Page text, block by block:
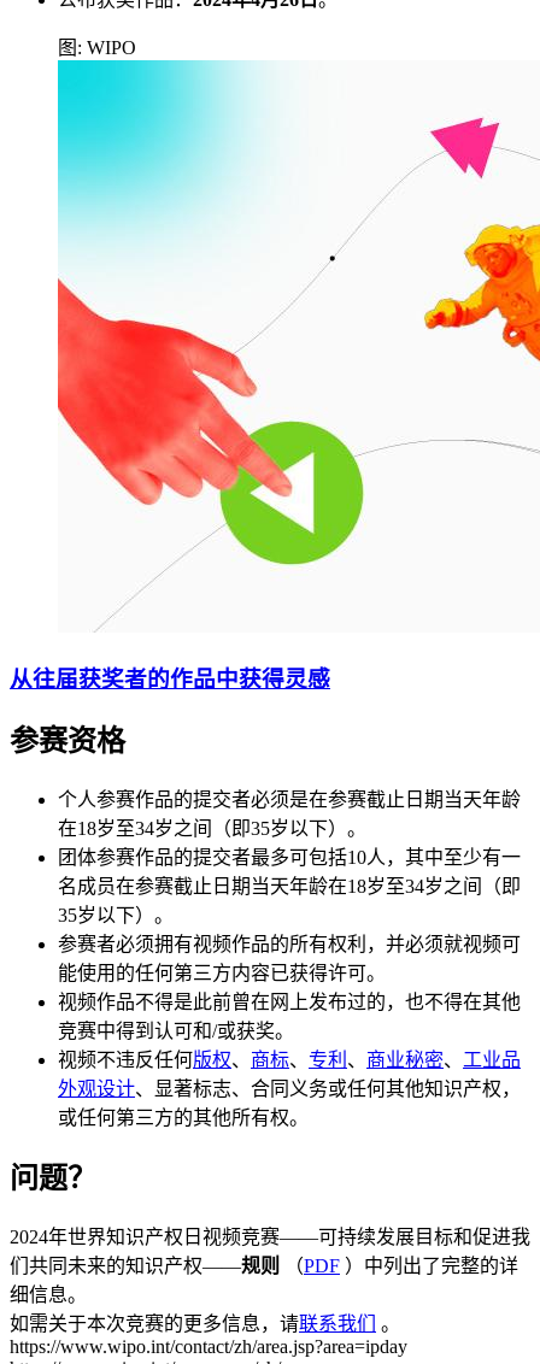
图: WIPO
从往届获奖者的作品中获得灵感
参赛资格
个人参赛作品的提交者必须是在参赛截止日期当天年龄
在18岁至34岁之间（即35岁以下）。
团体参赛作品的提交者最多可包括10人，其中至少有一
名成员在参赛截止日期当天年龄在18岁至34岁之间（即
35岁以下）。
参赛者必须拥有视频作品的所有权利，并必须就视频可
能使用的任何第三方内容已获得许可。
视频作品不得是此前曾在网上发布过的，也不得在其他
竞赛中得到认可和/或获奖。
视频不违反任何版权、 商标、 专利 、 商业秘密、 工业品
外观设计、显著标志、合同义务或任何其他知识产权，
或任何第三方的其他所有权。
问题？
2024年世界知识产权日视频竞赛——可持续发展目标和促进我
们共同未来的知识产权——规则 （PDF ）中列出了完整的详
细信息。
如需关于本次竞赛的更多信息，请联系我们
。
https://www.wipo.int/contact/zh/area.jsp?area=ipday